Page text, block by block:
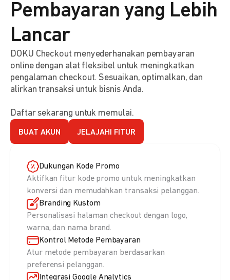
Pembayaran yang Lebih
Lancar
DOKU Checkout menyederhanakan pembayaran
online dengan alat fleksibel untuk meningkatkan
pengalaman checkout. Sesuaikan, optimalkan, dan
alirkan transaksi untuk bisnis Anda.
Daftar sekarang untuk memulai.
BUAT AKUN JELAJAHI FITUR
Dukungan Kode Promo
Aktifkan fitur kode promo untuk meningkatkan
konversi dan memudahkan transaksi pelanggan.
Branding Kustom
Personalisasi halaman checkout dengan logo,
warna, dan nama brand.
Kontrol Metode Pembayaran
Atur metode pembayaran berdasarkan
preferensi pelanggan.
Integrasi Google Analytics